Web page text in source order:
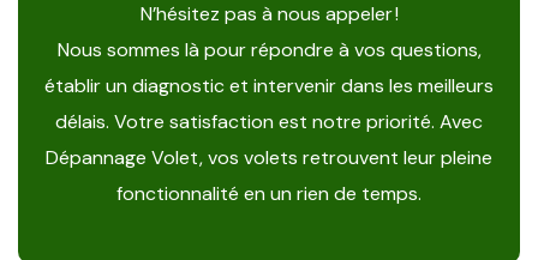
N’hésitez pas à nous appeler !
Nous sommes là pour répondre à vos questions,
établir un diagnostic et intervenir dans les meilleurs
délais. Votre satisfaction est notre priorité. Avec
Dépannage Volet, vos volets retrouvent leur pleine
fonctionnalité en un rien de temps.